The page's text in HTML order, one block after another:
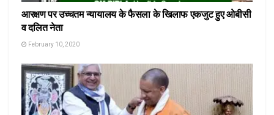
आरक्षण पर उच्चतम न्यायालय के फैसला के खिलाफ एकजुट हुए ओबीसी
व दलित नेता
February 10, 2020